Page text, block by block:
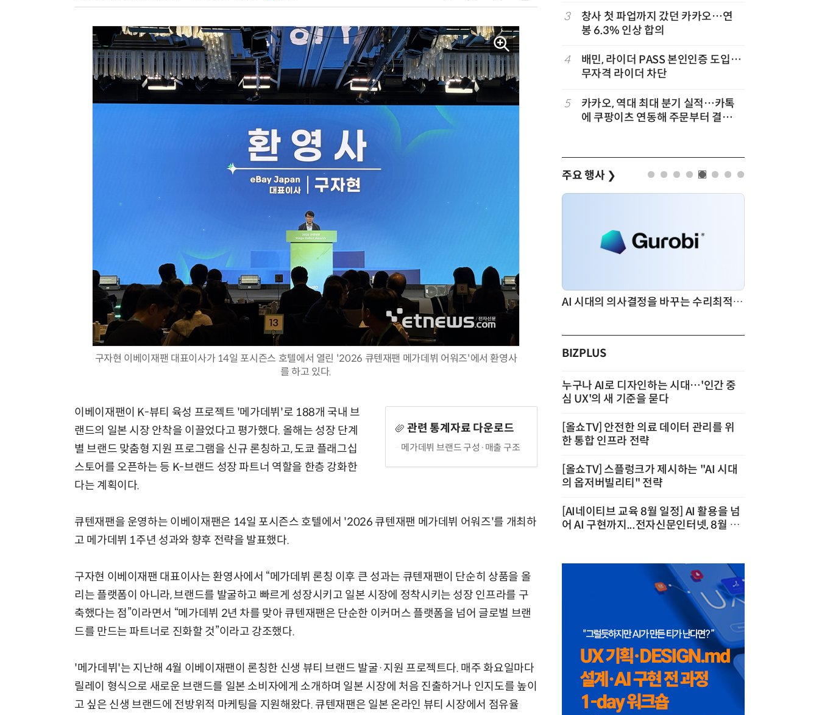
구자현 이베이재팬 대표이사가 14일 포시즌스 호텔에서 열린 '2026 큐텐재팬 메가데뷔 어워즈'에서 환영사
를 하고 있다.
관련 통계자료 다운로드
메가데뷔 브랜드 구성·매출 구조
이베이재팬이 K-뷰티 육성 프로젝트 '메가데뷔'로 188개 국내 브
랜드의 일본 시장 안착을 이끌었다고 평가했다. 올해는 성장 단계
별 브랜드 맞춤형 지원 프로그램을 신규 론칭하고, 도쿄 플래그십
스토어를 오픈하는 등 K-브랜드 성장 파트너 역할을 한층 강화한
다는 계획이다.
큐텐재팬을 운영하는 이베이재팬은 14일 포시즌스 호텔에서 '2026 큐텐재팬 메가데뷔 어워즈'를 개최하
고 메가데뷔 1주년 성과와 향후 전략을 발표했다.
구자현 이베이재팬 대표이사는 환영사에서 “메가데뷔 론칭 이후 큰 성과는 큐텐재팬이 단순히 상품을 올
리는 플랫폼이 아니라, 브랜드를 발굴하고 빠르게 성장시키고 일본 시장에 정착시키는 성장 인프라를 구
축했다는 점”이라면서 “메가데뷔 2년 차를 맞아 큐텐재팬은 단순한 이커머스 플랫폼을 넘어 글로벌 브랜
드를 만드는 파트너로 진화할 것”이라고 강조했다.
'메가데뷔'는 지난해 4월 이베이재팬이 론칭한 신생 뷰티 브랜드 발굴·지원 프로젝트다. 매주 화요일마다
릴레이 형식으로 새로운 브랜드를 일본 소비자에게 소개하며 일본 시장에 처음 진출하거나 인지도를 높이
고 싶은 신생 브랜드에 전방위적 마케팅을 지원해왔다. 큐텐재팬은 일본 온라인 뷰티 시장에서 점유율
최대'…쿠팡이츠도 신기록”
9
네이버, 2분기 매출 3조3888억원…
분기 기준 역대 최대
10 롯데百, 잠실서 첫 '서머마켓' 개최…
포켓몬 별빛낙원 꾸린다
3
창사 첫 파업까지 갔던 카카오…연
봉 6.3% 인상 합의
4
배민, 라이더 PASS 본인인증 도입…
무자격 라이더 차단
5
카카오, 역대 최대 분기 실적…카톡
에 쿠팡이츠 연동해 주문부터 결제까
주요 행사 ❯
체계화 된 데이터가 곧 AI 시대의 경쟁력이다 현업에서 바로 쓰는 "하네스 엔지니어링" 실습 교육 AI 시대의 의사결정을 바꾸는 수리최적화(Optimization): 실제 산업 적용 사례와 활용 전략
BIZPLUS
누구나 AI로 디자인하는 시대…'인간 중
심 UX'의 새 기준을 묻다
[올쇼TV] 안전한 의료 데이터 관리를 위
한 통합 인프라 전략
[올쇼TV] 스플렁크가 제시하는 "AI 시대
의 옵저버빌리티" 전략
[AI네이티브 교육 8월 일정] AI 활용을 넘
어 AI 구현까지...전자신문인터넷, 8월 실